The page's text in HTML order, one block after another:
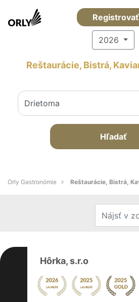
2026
Reštaurácie, Bistrá,
Hľadať
Orly Gastronómie Reštaurácie, Bistrá,
Hôrka, s.r.o